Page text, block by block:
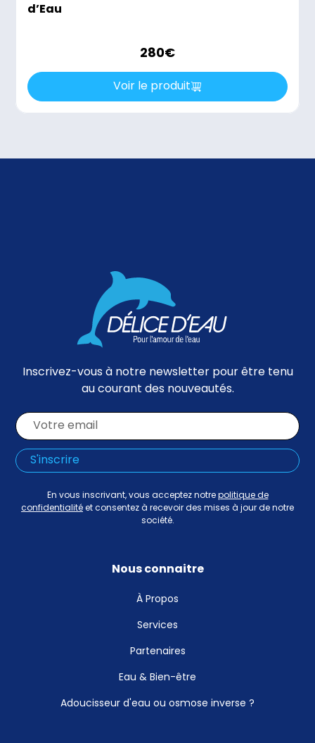
d’Eau
280€
Voir le produit
Inscrivez-vous à notre newsletter pour être tenu
au courant des nouveautés.
En vous inscrivant, vous acceptez notre politique de
confidentialité et consentez à recevoir des mises à jour de notre
société.
Nous connaitre
À Propos
Services
Partenaires
Eau & Bien-être
Adoucisseur d'eau ou osmose inverse ?